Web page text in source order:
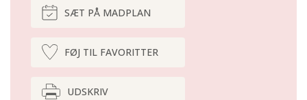
SÆT PÅ MADPLAN
FØJ TIL FAVORITTER
UDSKRIV